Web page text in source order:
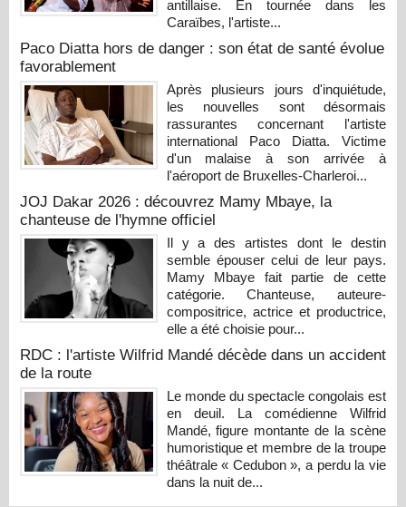
antillaise. En tournée dans les
Caraïbes, l'artiste...
Paco Diatta hors de danger : son état de santé évolue
favorablement
Après plusieurs jours d'inquiétude,
les nouvelles sont désormais
rassurantes concernant l'artiste
international Paco Diatta. Victime
d'un malaise à son arrivée à
l'aéroport de Bruxelles-Charleroi...
JOJ Dakar 2026 : découvrez Mamy Mbaye, la
chanteuse de l'hymne officiel
Il y a des artistes dont le destin
semble épouser celui de leur pays.
Mamy Mbaye fait partie de cette
catégorie. Chanteuse, auteure-
compositrice, actrice et productrice,
elle a été choisie pour...
RDC : l'artiste Wilfrid Mandé décède dans un accident
de la route
Le monde du spectacle congolais est
en deuil. La comédienne Wilfrid
Mandé, figure montante de la scène
humoristique et membre de la troupe
théâtrale « Cedubon », a perdu la vie
dans la nuit de...